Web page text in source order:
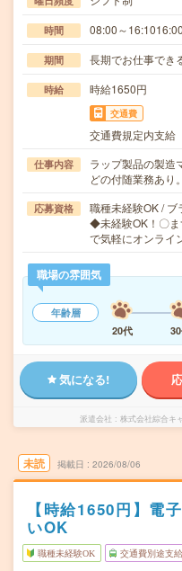
時間 08:00～
期間 長期でお仕事でき
時給 時給1650円
交通費
交通費規定内支給
仕事内容
ラップ製品の製造
どの付随業務あ
応募資格
職種未経験OK / ブ
◆未経験OK！〇ま
で気軽にオンラ
職場の雰囲気
年齢層
20代
気になる!
派遣会社 株式会社綜合キ
未読 掲載日 2026/08/06
【時給1650円】電
いOK
職種未経験OK 交通費別途支